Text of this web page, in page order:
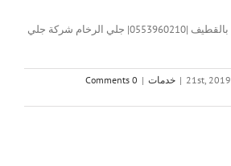
شركة جلي وتلميع الرخام بالقطيف |0553960210| جلي الرخام شركة جلي
| خدمات |
0 Comments